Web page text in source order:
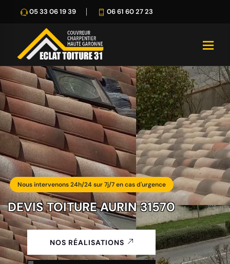
05 33 06 19 39 06 61 60 27 23
Nous intervenons 24h/24 sur 7j/7 en cas d'urgence
DEVIS TOITURE AURIN 31570
NOS RÉALISATIONS